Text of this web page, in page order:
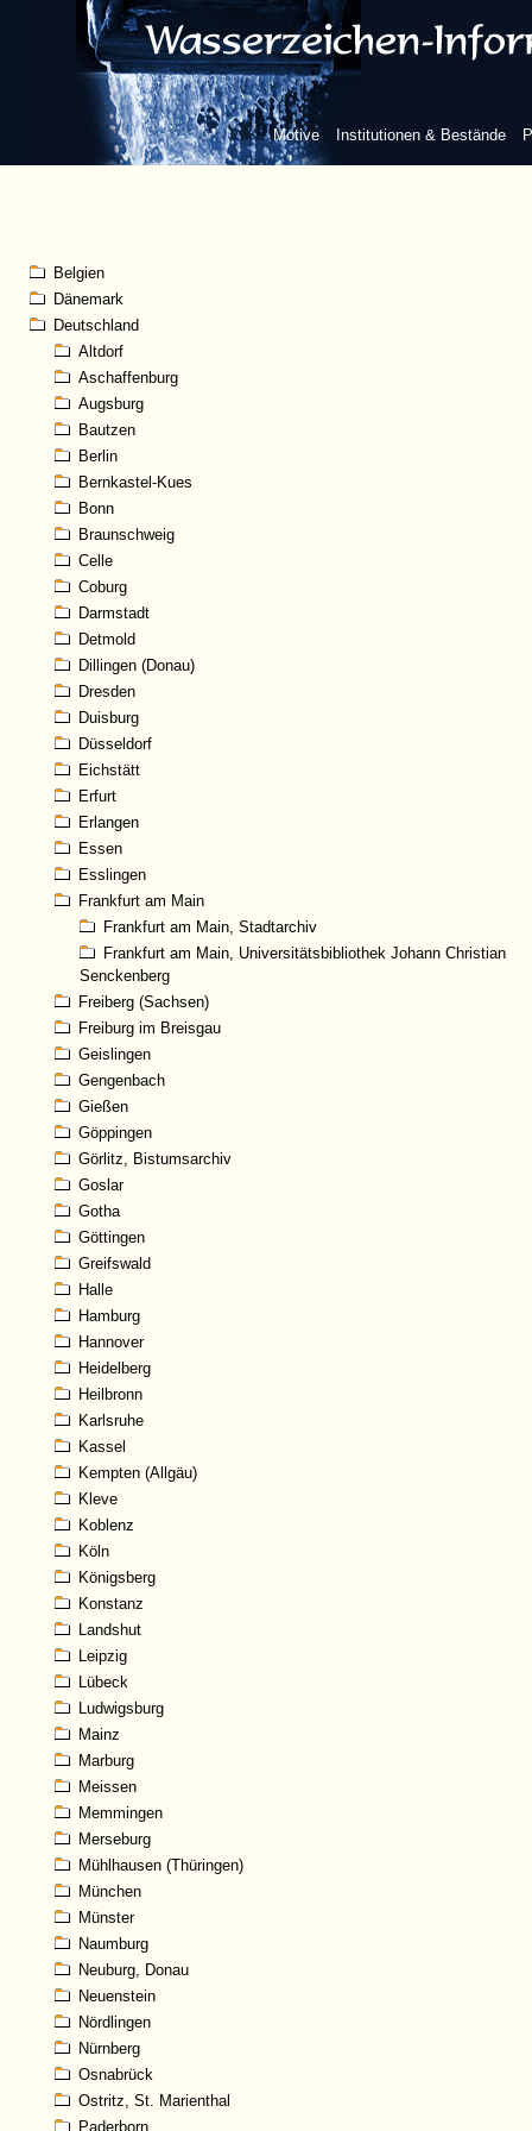
Motive Institutionen & Bestände
Belgien
Dänemark
Deutschland
Altdorf
Aschaffenburg
Augsburg
Bautzen
Berlin
Bernkastel-Kues
Bonn
Braunschweig
Celle
Coburg
Darmstadt
Detmold
Dillingen (Donau)
Dresden
Duisburg
Düsseldorf
Eichstätt
Erfurt
Erlangen
Essen
Esslingen
Frankfurt am Main
Frankfurt am Main, Stadtarchiv
Frankfurt am Main, Universitätsbibliothek Johann Christian
Senckenberg
Freiberg (Sachsen)
Freiburg im Breisgau
Geislingen
Gengenbach
Gießen
Göppingen
Görlitz, Bistumsarchiv
Goslar
Gotha
Göttingen
Greifswald
Halle
Hamburg
Hannover
Heidelberg
Heilbronn
Karlsruhe
Kassel
Kempten (Allgäu)
Kleve
Koblenz
Köln
Königsberg
Konstanz
Landshut
Leipzig
Lübeck
Ludwigsburg
Mainz
Marburg
Meissen
Memmingen
Merseburg
Mühlhausen (Thüringen)
München
Münster
Naumburg
Neuburg, Donau
Neuenstein
Nördlingen
Nürnberg
Osnabrück
Ostritz, St. Marienthal
Paderborn